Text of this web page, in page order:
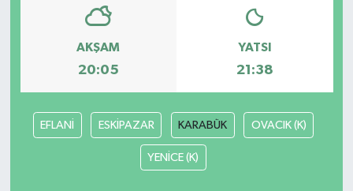
AKŞAM
20:05
YATSI
21:38
EFLANİ ESKİPAZAR KARABÜK OVACIK (K)
YENİCE (K)